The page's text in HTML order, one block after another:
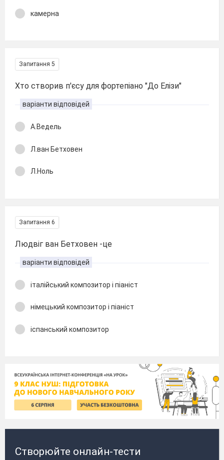
камерна
Запитання 5
Хто створив п'єсу для фортепіано "До Елізи"
варіанти відповідей
А.Ведель
Л.ван Бетховен
Л.Ноль
Запитання 6
Людвіг ван Бетховен -це
варіанти відповідей
італійський композитор і піаніст
німецький композитор і піаніст
іспанський композитор
Створюйте онлайн-тести